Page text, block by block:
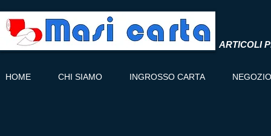
ARTICOLI
HOME CHI SIAMO INGROSSO CARTA NEGOZIO